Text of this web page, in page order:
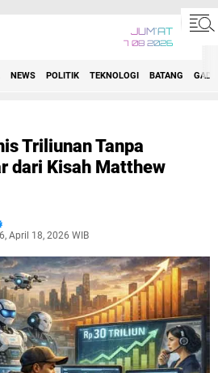
JUM'AT
7 08 2026
NEWS POLITIK TEKNOLOGI BATANG
Triliunan Tanpa
dari Kisah Matthew
April 18, 2026 WIB